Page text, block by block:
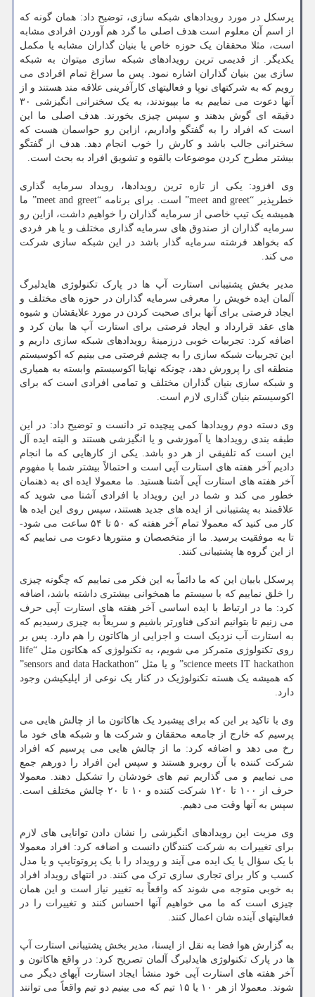
پرسکل در مورد رویدادهای شبکه سازی، توضیح داد: همان گونه که
از اسم آن معلوم است هدف اصلی ما گرد هم آوردن افرادی مشابه
است، مثلا محققان یک حوزه خاص یا بنیان گذاران مشابه یا مکمل
یکدیگر. از قدیمی ترین رویدادهای شبکه سازی میتوان به شبکه
سازی بین بنیان گذاران اشاره نمود. پس ما سراغ تمام افرادی می
رویم که به شرکتهای نوپا و فعالیتهای کارآفرینی علاقه مند هستند و از
آنها دعوت می نماییم به ما بپیوندند، به یک سخنرانی انگیزشی ۳۰
دقیقه ای گوش بدهند و سپس چیزی بخورند. هدف اصلی ما این
است که افراد را به گفتگو واداریم، ازاین رو حواسمان هست که
سخنرانی جالب باشد و کارش را خوب انجام دهد. هدف از گفتگو
بیشتر مطرح کردن موضوعات بالقوه و تشویق افراد به بحث است.
وی افزود: یکی از تازه ترین رویدادها، رویداد سرمایه گذاری
خطرپذیر “meet and greet” است. برای برنامه “meet and greet” ما
همیشه یک تیپ خاصی از سرمایه گذاران را خواهیم داشت، ازاین رو
سرمایه گذاران از صندوق های سرمایه گذاری مختلف و یا هر فردی
که بخواهد فرشته سرمایه گذار باشد در این شبکه سازی شرکت
می کند.
مدیر بخش پشتیبانی استارت آپ ها در پارک تکنولوژی هایدلبرگ
آلمان ایده خویش را معرفی سرمایه گذاران در حوزه های مختلف و
ایجاد فرصتی برای آنها برای صحبت کردن در مورد علایقشان و شیوه
های عقد قرارداد و ایجاد فرصتی برای استارت آپ ها بیان کرد و
اضافه کرد: تجربیات خوبی درزمینهٔ رویدادهای شبکه سازی داریم و
این تجربیات شبکه سازی را به چشم فرصتی می بینیم که اکوسیستم
منطقه ای را پرورش دهد، چونکه نهایتا اکوسیستم وابسته به همیاری
و شبکه سازی بنیان گذاران مختلف و تمامی افرادی است که برای
اکوسیستم بنیان گذاری لازم است.
وی دسته دوم رویدادها کمی پیچیده تر دانست و توضیح داد: در این
طبقه بندی رویدادها یا آموزشی و یا انگیزشی هستند و البته ایده آل
این است که تلفیقی از هر دو باشد. یکی از کارهایی که ما انجام
دادیم آخر هفته های استارت آپی است و احتمالاً بیشتر شما با مفهوم
آخر هفته های استارت آپی آشنا هستید. ما معمولا ایده ای به ذهنمان
خطور می کند و شما در این رویداد با افرادی آشنا می شوید که
علاقمند به پشتیبانی از ایده های جدید هستند، سپس روی این ایده ها
کار می کنید که معمولا تمام آخر هفته که ۵۰ تا ۵۴ ساعت می شود-
تا به موفقیت برسید. ما از متخصصان و منتورها دعوت می نماییم که
از این گروه ها پشتیبانی کنند.
پرسکل بابیان این که ما دائماً به این فکر می نماییم که چگونه چیزی
را خلق نماییم که با سیستم ما همخوانی بیشتری داشته باشد، اضافه
کرد: ما در ارتباط با ایده اساسی آخر هفته های استارت آپی حرف
می زنیم تا بتوانیم اندکی فناورتر باشیم و سریعاً به چیزی رسیدیم که
به استارت آب نزدیک است و اجزایی از هاکاتون را هم دارد. پس بر
روی تکنولوژی متمرکز می شویم، به تکنولوژی که هکاتون مثل “life
science meets IT hackathon” و یا مثل “sensors and data Hackathon”
که همیشه یک هسته تکنولوژیک در کنار یک نوعی از اپلیکیشن وجود
دارد.
وی با تاکید بر این که برای پیشبرد یک هاکاتون ما از چالش هایی می
پرسیم که خارج از جامعه محققان و شرکت ها و شبکه های خود ما
رخ می دهد و اضافه کرد: ما از چالش هایی می پرسیم که افراد
شرکت کننده با آن روبرو هستند و سپس این افراد را دورهم جمع
می نماییم و می گذاریم تیم های خودشان را تشکیل دهند. معمولا
حرف از ۱۰۰ تا ۱۲۰ شرکت کننده و ۱۰ تا ۲۰ چالش مختلف است.
سپس به آنها وقت می دهیم.
وی مزیت این رویدادهای انگیزشی را نشان دادن توانایی های لازم
برای تغییرات به شرکت کنندگان دانست و اضافه کرد: افراد معمولا
با یک سؤال یا یک ایده می آیند و رویداد را با یک پروتوتایپ و یا مدل
کسب و کار برای تجاری سازی ترک می کنند. در انتهای رویداد افراد
به خوبی متوجه می شوند که واقعاً به تغییر نیاز است و این همان
چیزی است که ما می خواهیم آنها احساس کنند و تغییرات را در
فعالیتهای آینده شان اعمال کنند.
به گزارش هوا فضا به نقل از ایسنا، مدیر بخش پشتیبانی استارت آپ
ها در پارک تکنولوژی هایدلبرگ آلمان تصریح کرد: در واقع هاکاتون و
آخر هفته های استارت آپی خود منشأ ایجاد استارت آپهای دیگر می
شوند. معمولا از هر ۱۰ یا ۱۵ تیم که می بینیم دو تیم واقعاً می توانند